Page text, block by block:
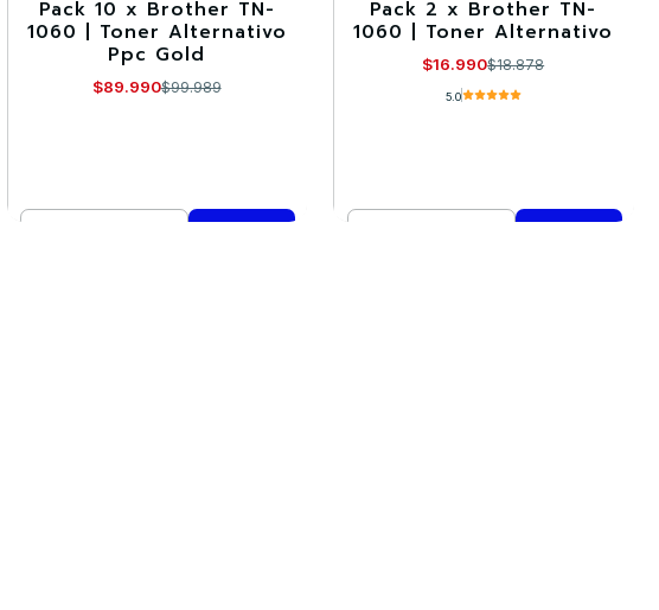
-10%
Pack 10 x Brother TN-
1060 | Toner Alternativo
Ppc Gold
$89.990$99.989
-10%
Pack 2 x Brother TN-
1060 | Toner Alternativo
$16.990$18.878
5.0